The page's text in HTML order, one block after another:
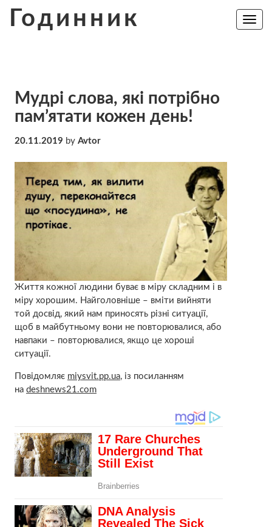
Годинник
Toggle
Мудрі слова, які потрібно
пам’ятати кожен день!
20.11.2019 by Avtor
Життя кожної людини буває в міру складним і в
міру хорошим. Найголовніше – вміти вийняти
той досвід, який нам приносять різні ситуації,
щоб в майбутньому вони не повторювалися, або
навпаки – повторювалися, якщо це хороші
ситуації.
Повідомляє miysvit.pp.ua, із посиланням
на deshnews21.com